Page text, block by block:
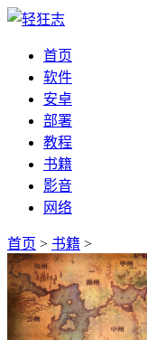
首页
软件
安卓
部署
教程
书籍
影音
网络
首页 > 书籍 >